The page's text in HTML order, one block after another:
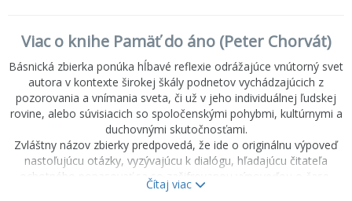
Viac o knihe Pamäť do áno (Peter Chorvát)
Básnická zbierka ponúka hĺbavé reflexie odrážajúce vnútorný svet
autora v kontexte širokej škály podnetov vychádzajúcich z
pozorovania a vnímania sveta, či už v jeho individuálnej ľudskej
rovine, alebo súvisiacich so spoločenskými pohybmi, kultúrnymi a
duchovnými skutočnosťami.
Zvláštny názov zbierky predpovedá, že ide o originálnu výpoveď
nastoľujúcu otázky, vyzývajúcu k dialógu, hľadajúcu čitateľa
ochotného popasovať sa so zašifrovanou výpoveďou o čase,
ktorý žijeme...
Čítaj viac